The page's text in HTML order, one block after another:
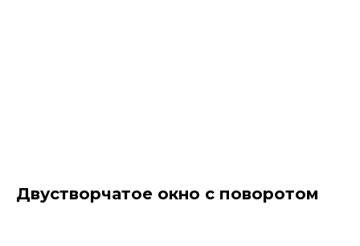
Двустворчатое окно с поворотом